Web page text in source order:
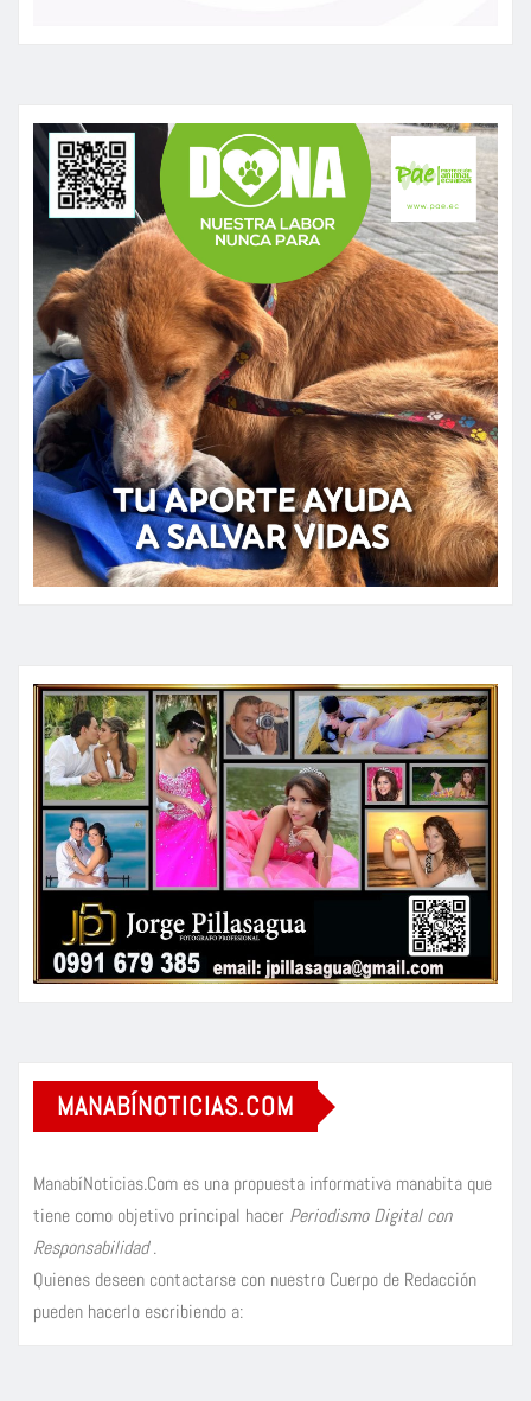
MANABÍNOTICIAS.COM
ManabíNoticias.Com es una propuesta informativa manabita que
tiene como objetivo principal hacer Periodismo Digital con
Responsabilidad.
Quienes deseen contactarse con nuestro Cuerpo de Redacción
pueden hacerlo escribiendo a: